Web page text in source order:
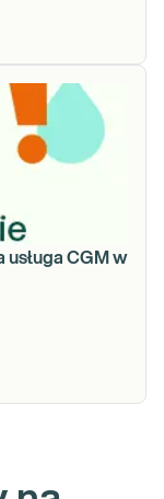
usługa CGM w